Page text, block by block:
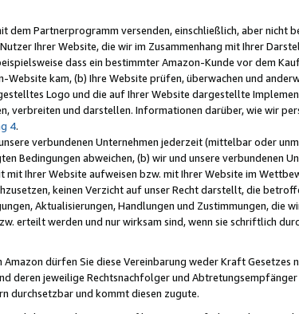
dem Partnerprogramm versenden, einschließlich, aber nicht
Ihrer Website, die wir im Zusammenhang mit Ihrer
dass ein bestimmter Amazon-Kunde vor dem
kam, (b) Ihre Website prüfen, überwachen und
Logo und die auf Ihrer Website dargestellte
verbreiten und darstellen. Informationen darüber, wie wir
4.
verbundenen Unternehmen jederzeit (mittelbar oder
Bedingungen abweichen, (b) wir und unsere verbundenen
Ihrer Website aufweisen bzw. mit Ihrer Website im
keinen Verzicht auf unser Recht darstellt, die
Aktualisierungen, Handlungen und Zustimmungen, die
erteilt werden und nur wirksam sind, wenn sie schriftlich
dürfen Sie diese Vereinbarung weder Kraft Gesetzes
deren jeweilige Rechtsnachfolger und
durchsetzbar und kommt diesen zugute.